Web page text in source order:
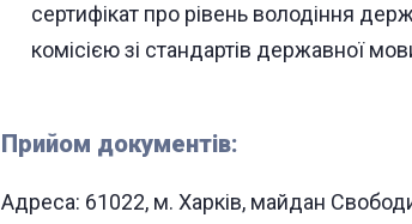
сертифікат про рівень володіння
комісією зі стандартів державної
Прийом документів:
Адреса: 61022, м. Харків, майдан